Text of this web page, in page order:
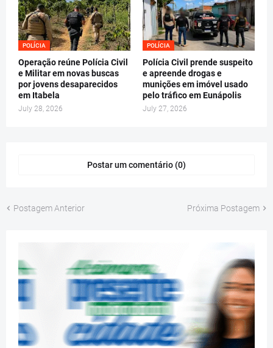
POLÍCIA
Operação reúne Polícia Civil
e Militar em novas buscas
por jovens desaparecidos
em Itabela
July 28, 2026
POLÍCIA
Polícia Civil prende suspeito
e apreende drogas e
munições em imóvel usado
pelo tráfico em Eunápolis
July 27, 2026
Postar um comentário (0)
Postagem Anterior Próxima Postagem